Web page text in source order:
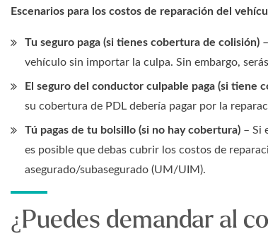
Escenarios para los costos de reparación del
Tu seguro paga (si tienes cobertura de colisión)
vehículo sin importar la culpa. Sin embargo,
El seguro del conductor culpable paga (si tiene
su cobertura de PDL debería pagar por la
Tú pagas de tu bolsillo (si no hay cobertura) – Si
es posible que debas cubrir los costos de
asegurado/subasegurado (UM/UIM).
¿Puedes demandar al